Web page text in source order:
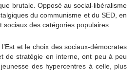
brutale. Opposé au social-libéralisme
du communisme et du SED, en
des catégories populaires.
l’Est et le choix des sociaux-démocrates
de stratégie en interne, ont peu à peu
des hypercentres à celle, plus